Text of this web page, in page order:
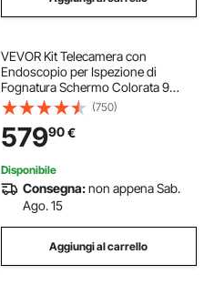
VEVOR Kit Telecamera con
Endoscopio per Ispezione di
Fognatura Schermo Colorata 9
Pollici Cavo Impermeabile 91,5m,
Telecamera Ispezione Portatile
Batteria 4500 mAh per Tubi
Angolazione Visiva
(750)
57990€
Disponibile
Consegna:non appena Sab.
Ago. 15
Aggiungi al carrello